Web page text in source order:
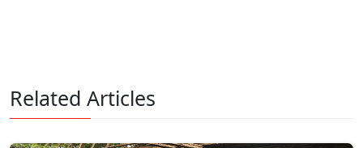
Related Articles